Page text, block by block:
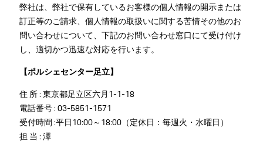
弊社は、弊社で保有しているお客様の個人情報の開示または
訂正等のご請求、個人情報の取扱いに関する苦情その他のお
問い合わせについて、下記のお問い合わせ窓口にて受け付け
し、適切かつ迅速な対応を行います。
【ポルシェセンター足立】
住 所 : 東京都足立区六月1-1-18
電話番号 : 03-5851-1571
受付時間 :平日10:00～18:00（定休日：毎週火・水曜日）
担 当 : 澤